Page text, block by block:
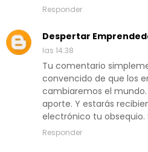
Responder
Despertar
las 14:38
Tu comentario
convencido de que los
cambiaremos el
aporte. Y estarás
electrónico tu obsequio.
Responder